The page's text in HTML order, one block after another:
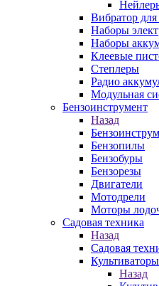
Вибратор для
Наборы
Наборы
Клеевые
Степлеры
Радио
Модульная
Бензоинструмент
Назад
Бензопилы
Бензобуры
Бензорезы
Двигатели
Мотодрели
Моторы
Садовая техника
Назад
Садовая
Культиваторы
Назад